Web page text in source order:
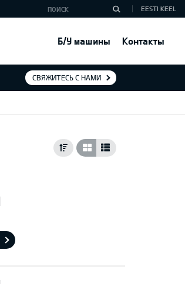
Б/У машины Контакты
EESTI KEEL
СВЯЖИТЕСЬ С НАМИ